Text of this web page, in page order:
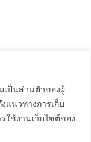
ป็นส่วนตัวของผู้
แนวทางการเก็บ
ใช้งานเว็บไซต์ของ